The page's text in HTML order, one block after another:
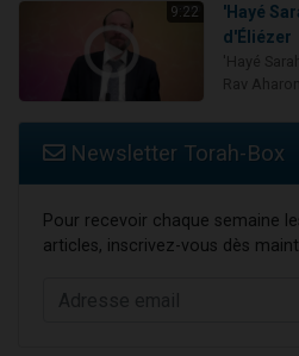
9:22
'Hayé
d'Éliézer
Newsletter Torah-Box
Pour recevoir chaque semaine
articles, inscrivez-vous dès